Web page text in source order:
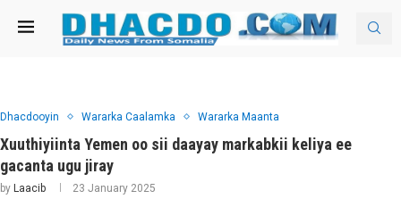
Dhacdooyin Wararka Caalamka Wararka Maanta
Xuuthiyiinta Yemen oo sii daayay markabkii keliya ee
gacanta ugu jiray
by Laacib 23 January 2025